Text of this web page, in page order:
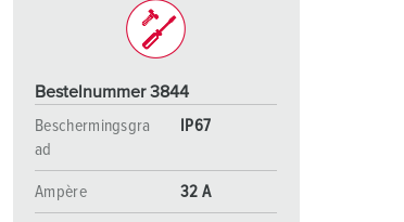
Bestelnummer 3844
Beschermingsgra
ad
IP67
Ampère 32 A